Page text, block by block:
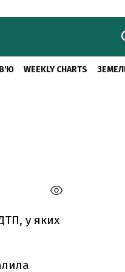
WEEKLY CHARTS
у яких